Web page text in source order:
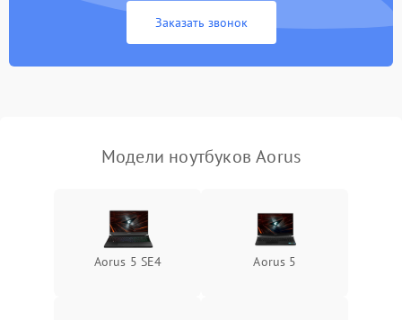
неисправности кулера
пропадание диска
оперативной памяти:
вылеты приложений,
синие экраны
Подробнее →
Заказать звонок
Модели ноутбуков Aorus
Aorus 5 SE4 Aorus 5